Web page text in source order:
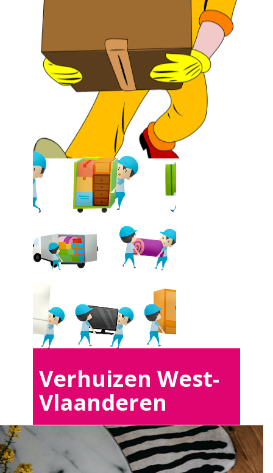
Verhuizen West-
Vlaanderen